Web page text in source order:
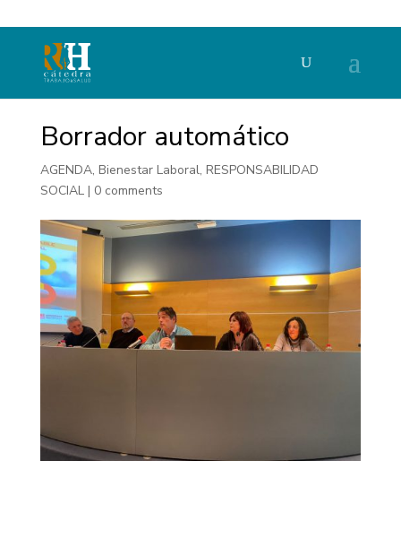
Borrador automático
AGENDA, Bienestar Laboral, RESPONSABILIDAD
SOCIAL| 0 comments